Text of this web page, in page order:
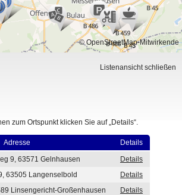
©OpenStreetMap-Mitwirkende
Listenansicht schließen
zum Ortspunkt klicken Sie auf „Details“.
Adresse
Details
9, 63571 Gelnhausen
Details
63505 Langenselbold
Details
Linsengericht-Großenhausen
Details